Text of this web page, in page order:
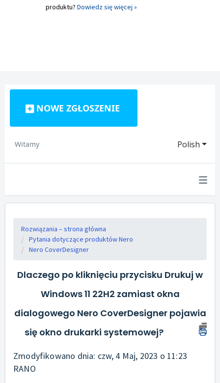
produktu? Dowiedz się więcej »
NOWE ZGŁOSZENIE
Polish
Witamy
Rozwiązania – strona główna
Pytania dotyczące produktów Nero
Nero CoverDesigner
Dlaczego po kliknięciu przycisku Drukuj w
Windows 11 22H2 zamiast okna
dialogowego Nero CoverDesigner pojawia
się okno drukarki systemowej?
Zmodyfikowano dnia: czw, 4 Maj, 2023 o 11:23
RANO